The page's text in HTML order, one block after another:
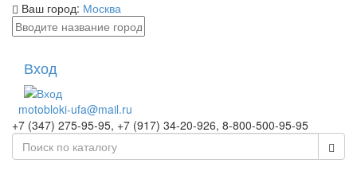
Ваш город: Москва
Вход
motobloki-ufa@mail.ru
+7 (347) 275-95-95, +7 (917) 34-20-926, 8-800-500-95-95